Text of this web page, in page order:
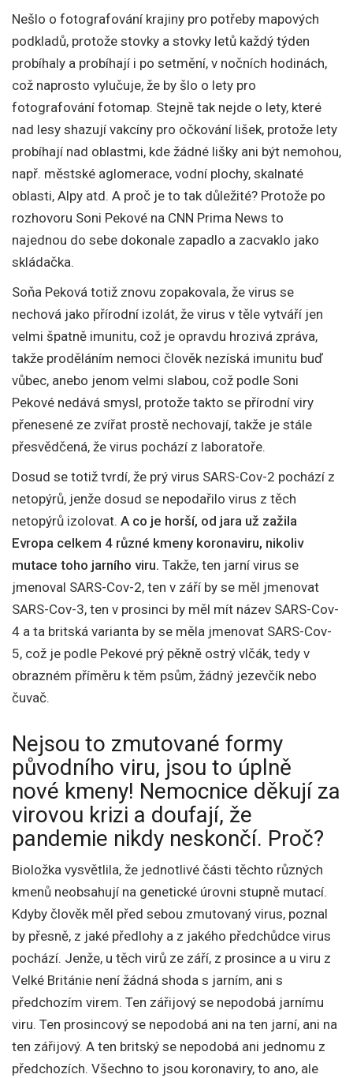
Nešlo o fotografování krajiny pro potřeby mapových
podkladů, protože stovky a stovky letů každý týden
probíhaly a probíhají i po setmění, v nočních hodinách,
což naprosto vylučuje, že by šlo o lety pro
fotografování fotomap. Stejně tak nejde o lety, které
nad lesy shazují vakcíny pro očkování lišek, protože lety
probíhají nad oblastmi, kde žádné lišky ani být nemohou,
např. městské aglomerace, vodní plochy, skalnaté
oblasti, Alpy atd. A proč je to tak důležité? Protože po
rozhovoru Soni Pekové na CNN Prima News to
najednou do sebe dokonale zapadlo a zacvaklo jako
skládačka.
Soňa Peková totiž znovu zopakovala, že virus se
nechová jako přírodní izolát, že virus v těle vytváří jen
velmi špatně imunitu, což je opravdu hrozivá zpráva,
takže proděláním nemoci člověk nezíská imunitu buď
vůbec, anebo jenom velmi slabou, což podle Soni
Pekové nedává smysl, protože takto se přírodní viry
přenesené ze zvířat prostě nechovají, takže je stále
přesvědčená, že virus pochází z laboratoře.
Dosud se totiž tvrdí, že prý virus SARS-Cov-2 pochází z
netopýrů, jenže dosud se nepodařilo virus z těch
netopýrů izolovat. A co je horší, od jara už zažila
Evropa celkem 4 různé kmeny koronaviru, nikoliv
mutace toho jarního viru. Takže, ten jarní virus se
jmenoval SARS-Cov-2, ten v září by se měl jmenovat
SARS-Cov-3, ten v prosinci by měl mít název SARS-Cov-
4 a ta britská varianta by se měla jmenovat SARS-Cov-
5, což je podle Pekové prý pěkně ostrý vlčák, tedy v
obrazném příměru k těm psům, žádný jezevčík nebo
čuvač.
Nejsou to zmutované formy
původního viru, jsou to úplně
nové kmeny! Nemocnice děkují za
virovou krizi a doufají, že
pandemie nikdy neskončí. Proč?
Bioložka vysvětlila, že jednotlivé části těchto různých
kmenů neobsahují na genetické úrovni stupně mutací.
Kdyby člověk měl před sebou zmutovaný virus, poznal
by přesně, z jaké předlohy a z jakého předchůdce virus
pochází. Jenže, u těch virů ze září, z prosince a u viru z
Velké Británie není žádná shoda s jarním, ani s
předchozím virem. Ten zářijový se nepodobá jarnímu
viru. Ten prosincový se nepodobá ani na ten jarní, ani na
ten zářijový. A ten britský se nepodobá ani jednomu z
předchozích. Všechno to jsou koronaviry, to ano, ale